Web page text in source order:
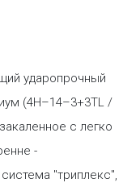
ударопрочный
(4H–14–3+3TL /
с легко
-
"триплекс",